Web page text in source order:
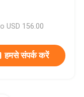
USD 156.00
हमसे संपर्क करें